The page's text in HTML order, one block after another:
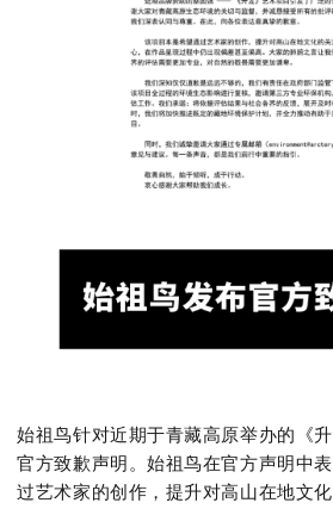
始祖鸟针对近期于青藏高原举办的《
官方致歉声明。始祖鸟在官方声明中
过艺术家的创作，提升对高山在地文